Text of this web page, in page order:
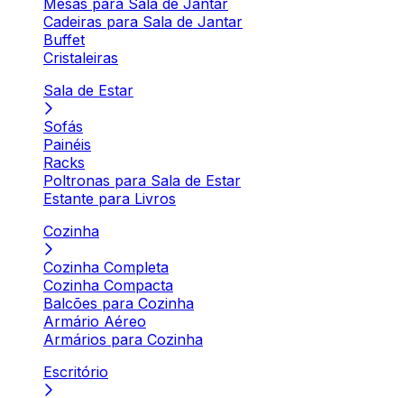
Mesas para Sala de Jantar
Cadeiras para Sala de Jantar
Buffet
Cristaleiras
Sala de Estar
Sofás
Painéis
Racks
Poltronas para Sala de Estar
Estante para Livros
Cozinha
Cozinha Completa
Cozinha Compacta
Balcões para Cozinha
Armário Aéreo
Armários para Cozinha
Escritório